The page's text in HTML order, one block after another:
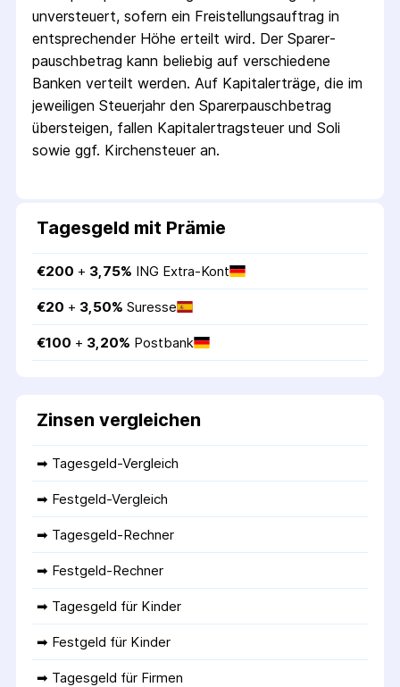
unversteuert, sofern ein Freistellungs­auftrag in
entsprechender Höhe erteilt wird. Der Sparer­
pausch­betrag kann beliebig auf verschiedene
Banken verteilt werden. Auf Kapitalerträge, die im
jeweiligen Steuerjahr den Sparer­pausch­betrag
übersteigen, fallen Kapital­ertrag­steuer und Soli
sowie ggf. Kirchensteuer an.
Tagesgeld mit Prämie
€200 + 3,75% ING Extra-Kont
€20 + 3,50% Suresse
€100 + 3,20% Postbank
Zinsen vergleichen
➡ Tagesgeld-Vergleich
➡ Festgeld-Vergleich
➡ Tagesgeld-Rechner
➡ Festgeld-Rechner
➡ Tagesgeld für Kinder
➡ Festgeld für Kinder
➡ Tagesgeld für Firmen